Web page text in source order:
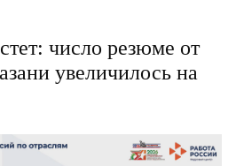
число резюме от
увеличилось на